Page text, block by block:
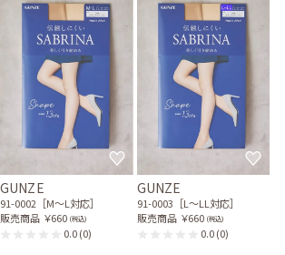
ブラックのジャケット風シ
ンプルボレロ
21-0220
ブラックのパールとビジュ
ーのサテンバッグ
51-0114
GUNZE
91-0002［M〜L対応］
販売商品 ￥660 (税込)
0.0(0)
GUNZE
91-0003［L〜LL対応］
販売商品 ￥660 (税込)
0.0(0)